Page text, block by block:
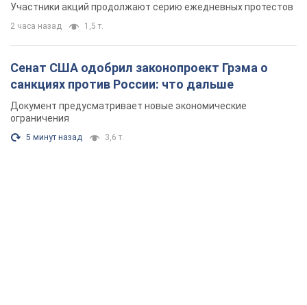
Участники акций продолжают серию ежедневных протестов
2 часа назад 1,5 т.
Сенат США одобрил законопроект Грэма о
санкциях против России: что дальше
Документ предусматривает новые экономические
ограничения
5 минут назад 3,6 т.